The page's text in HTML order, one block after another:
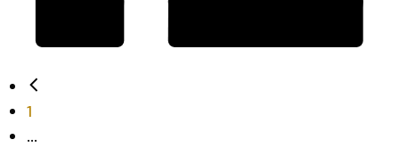
1
...